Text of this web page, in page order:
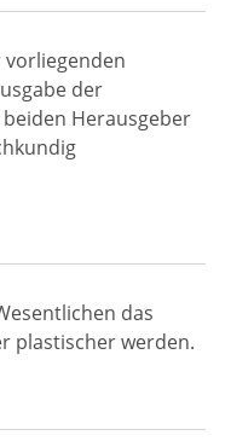
der
Herausgeber
das
plastischer werden.